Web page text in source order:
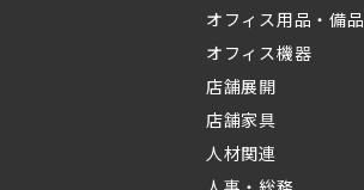
オフィス用品・備品
オフィス機器
店舗展開
店舗家具
人材関連